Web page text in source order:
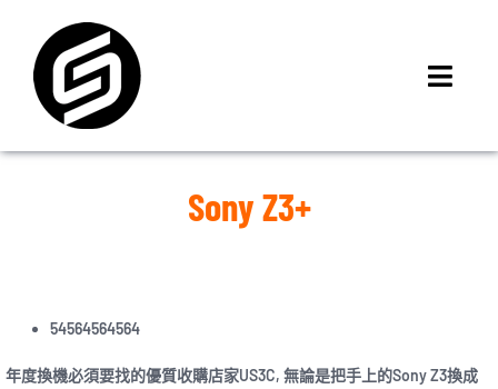
content
Sony Z3+
54564564564
年度換機必須要找的優質收購店家US3C, 無論是把手上的Sony Z3換成